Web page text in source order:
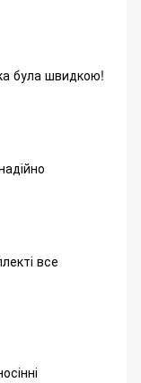
була швидкою!
все